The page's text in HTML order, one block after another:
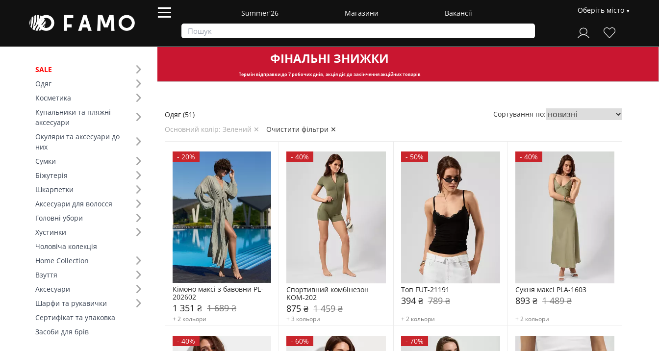
Summer'26 Магазини Вакансії Оберіть місто
SALE
Одяг
Косметика
Купальники та пляжні
аксесуари
Окуляри та аксесуари до
них
Сумки
Біжутерія
Шкарпетки
Аксесуари для волосся
Головні убори
Хустинки
Чоловіча колекція
Home Collection
Взуття
Аксесуари
Шарфи та рукавички
Сертифікат та упаковка
Засоби для брів
ФІНАЛЬНІ ЗНИЖКИ
Термін відправкидо 7 робочих днів, акція діє до закінчення акційних товарів
Фільтр
Ціна
SALE
Тип виробу (40)
Основний колір (16)
Розмір (12)
Вид товару (21)
Виробник (1)
FAMO, власне виробництво (114)
Одяг (51)
Основний колір: Зелений ✕
Очистити фільтри ✕
Сортування по:
- 20%
Кімоно максі з бавовни PL-
202602
1 351 ₴ 1 689 ₴
+ 2 кольори
-40%
Спортивний комбінезон
KOM-202
875 ₴ 1 459 ₴
+ 3 кольори
- 50%
Топ FUT-21191
394 ₴ 789 ₴
+ 2 кольори
- 40%
Сукня максі PLA-1603
893 ₴ 1 489 ₴
+ 2 кольори
- 40% -60% - 70%